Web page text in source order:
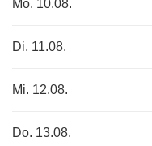
Mo. 10.08.
Di. 11.08.
Mi. 12.08.
Do. 13.08.